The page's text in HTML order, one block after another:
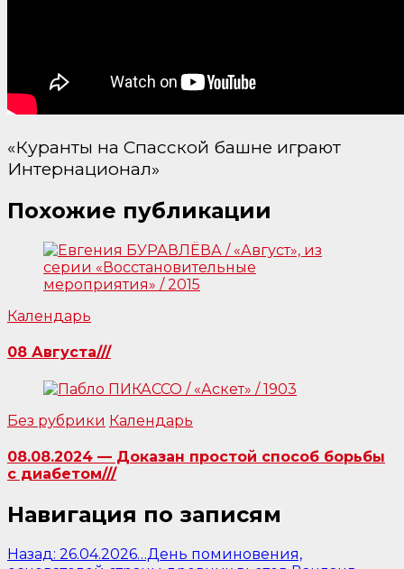
«Куранты на Спасской башне играют
Интернационал»
Похожие публикации
Календарь
08 Августа///
Без рубрики Календарь
08.08.2024 — Доказан простой способ борьбы
с диабетом///
Навигация по записям
Назад: 26.04.2026…День поминовения,